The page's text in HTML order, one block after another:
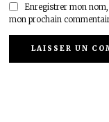
Enregistrer mon
mon prochain